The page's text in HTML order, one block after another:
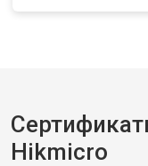
Hikmicro